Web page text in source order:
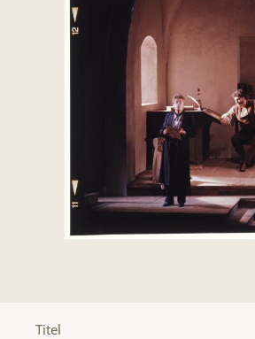
Titel